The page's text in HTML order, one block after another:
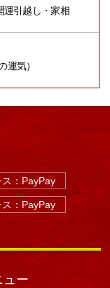
越し・家相
運気）
：PayPay
：PayPay
ュー